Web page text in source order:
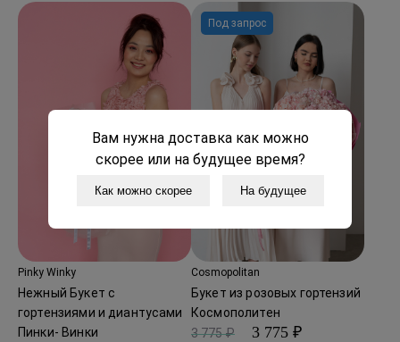
Pinky Winky
Нежный Букет с
гортензиями и диантусами
Пинки- Винки
Под запрос
Cosmopolitan
Букет из розовых гортензий
Космополитен
3 775 ₽
3 775 ₽
Вам нужна доставка как можно
скорее или на будущее время?
Как можно скорее На будущее